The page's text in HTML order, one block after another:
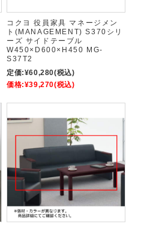
コクヨ 役員家具 マネージメン
ト(MANAGEMENT) S370シリ
ーズ サイドテーブル
W450×D600×H450 MG-
S37T2
定価:¥60,280(税込)
価格:¥39,270(税込)